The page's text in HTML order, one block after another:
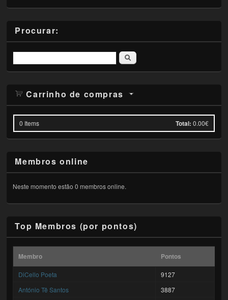
Procurar:
Pesquisar
Carrinho de compras
0 Items Total: 0.00€
Membros online
Neste momento estão 0 membros online.
Top Membros (por pontos)
Membro Pontos
DiCello Poeta
9127
António Tê Santos
3887